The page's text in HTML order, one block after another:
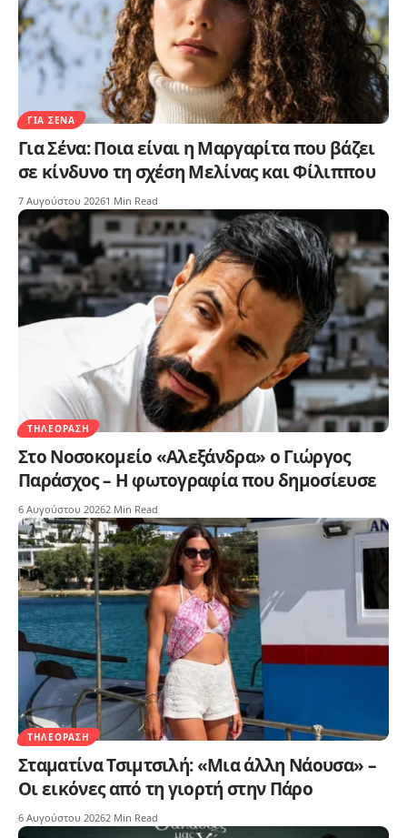
ΓΙΑ ΣΈΝΑ
Για Σένα: Ποια είναι η Μαργαρίτα που βάζει
σε κίνδυνο τη σχέση Μελίνας και Φίλιππου
7 Αυγούστου 20261 Min Read
ΤΗΛΕΌΡΑΣΗ
Στο Νοσοκομείο «Αλεξάνδρα» ο Γιώργος
Παράσχος – Η φωτογραφία που δημοσίευσε
6 Αυγούστου 20262 Min Read
ΤΗΛΕΌΡΑΣΗ
Σταματίνα Τσιμτσιλή: «Μια άλλη Νάουσα» –
Οι εικόνες από τη γιορτή στην Πάρο
6 Αυγούστου 20262 Min Read